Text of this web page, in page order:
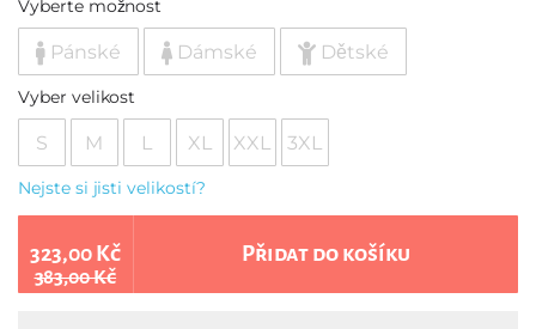
Vyberte možnost
Pánské Dámské Dětské
Vyber velikost
S M L XL XXL 3XL
Nejste si jisti velikostí?
323,00 Kč
383,00 Kč
Přidat do košíku